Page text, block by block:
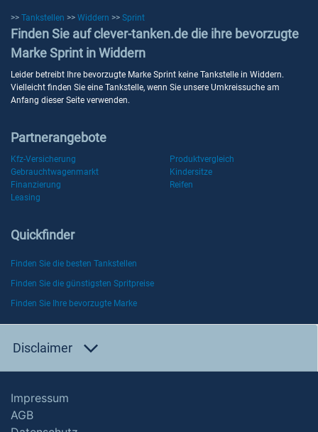
>> Tankstellen >> Widdern >> Sprint
Finden Sie auf clever-tanken.de die ihre bevorzugte
Marke Sprint in Widdern
Leider betreibt Ihre bevorzugte Marke Sprint keine Tankstelle in Widdern.
Vielleicht finden Sie eine Tankstelle, wenn Sie unsere Umkreissuche am
Anfang dieser Seite verwenden.
Partnerangebote
Kfz-Versicherung
Produktvergleich
Gebrauchtwagenmarkt
Kindersitze
Finanzierung
Reifen
Leasing
Quickfinder
Finden Sie die besten Tankstellen
Finden Sie die günstigsten Spritpreise
Finden Sie Ihre bevorzugte Marke
Disclaimer
Impressum
AGB